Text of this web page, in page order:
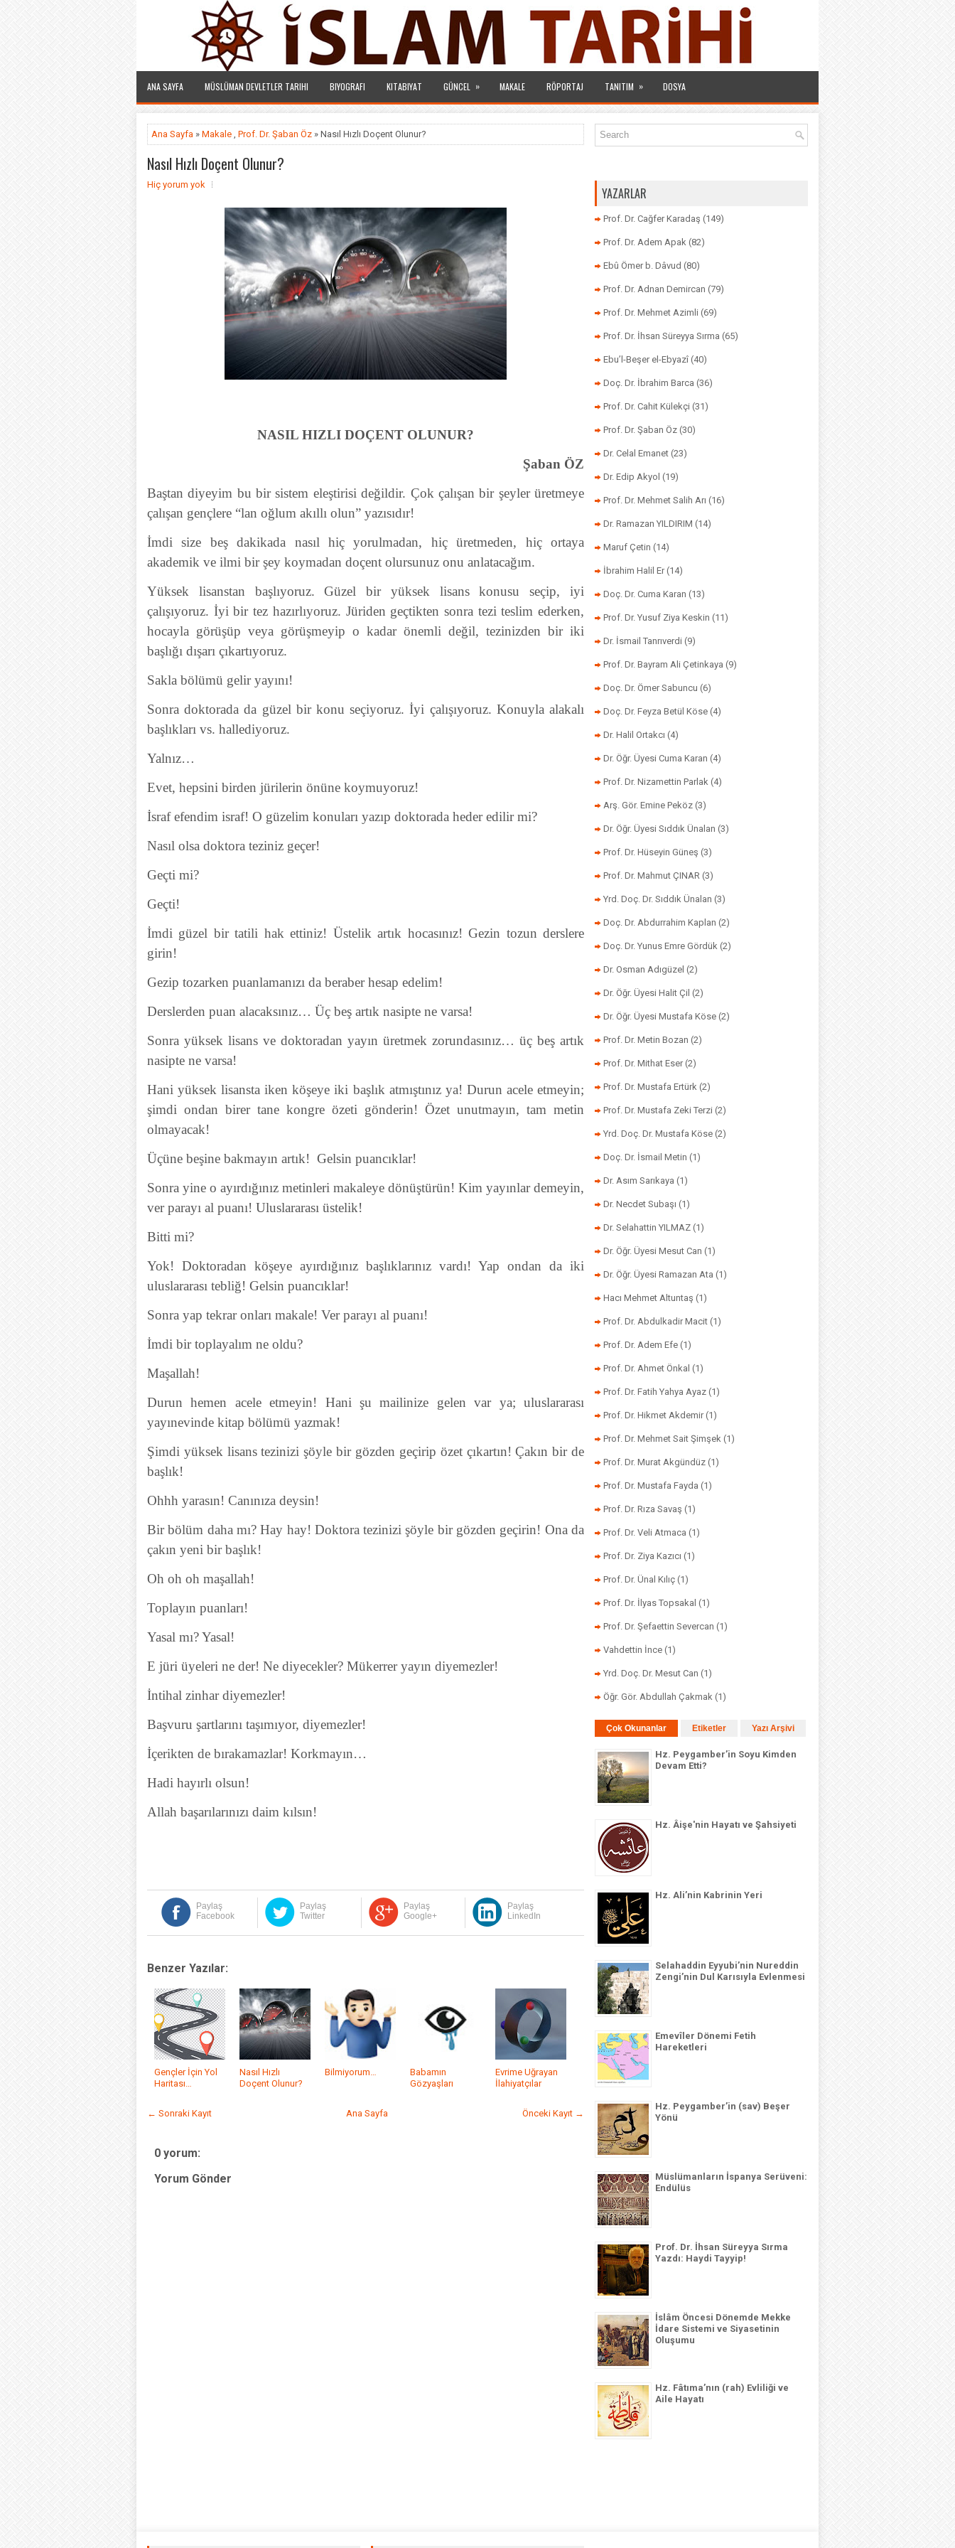
ANA SAYFA MÜSLÜMAN DEVLETLER TARIHI BIYOGRAFI KITABIYAT GÜNCEL » MAKALE RÖPORTAJ TANITIM » DOSYA
Ana Sayfa » Makale , Prof. Dr. Şaban Öz » Nasıl Hızlı Doçent Olunur?
Nasıl Hızlı Doçent Olunur?
Hiç yorum yok
NASIL HIZLI DOÇENT OLUNUR?
Şaban ÖZ
Baştan diyeyim bu bir sistem eleştirisi değildir. Çok çalışan bir şeyler üretmeye
çalışan gençlere “lan oğlum akıllı olun” yazısıdır!
İmdi size beş dakikada nasıl hiç yorulmadan, hiç üretmeden, hiç ortaya
akademik ve ilmi bir şey koymadan doçent olursunuz onu anlatacağım.
Yüksek lisanstan başlıyoruz. Güzel bir yüksek lisans konusu seçip, iyi
çalışıyoruz. İyi bir tez hazırlıyoruz. Jüriden geçtikten sonra tezi teslim ederken,
hocayla görüşüp veya görüşmeyip o kadar önemli değil, tezinizden bir iki
başlığı dışarı çıkartıyoruz.
Sakla bölümü gelir yayını!
Sonra doktorada da güzel bir konu seçiyoruz. İyi çalışıyoruz. Konuyla alakalı
başlıkları vs. hallediyoruz.
Yalnız…
Evet, hepsini birden jürilerin önüne koymuyoruz!
İsraf efendim israf! O güzelim konuları yazıp doktorada heder edilir mi?
Nasıl olsa doktora teziniz geçer!
Geçti mi?
Geçti!
İmdi güzel bir tatili hak ettiniz! Üstelik artık hocasınız! Gezin tozun derslere
girin!
Gezip tozarken puanlamanızı da beraber hesap edelim!
Derslerden puan alacaksınız… Üç beş artık nasipte ne varsa!
Sonra yüksek lisans ve doktoradan yayın üretmek zorundasınız… üç beş artık
nasipte ne varsa!
Hani yüksek lisansta iken köşeye iki başlık atmıştınız ya! Durun acele etmeyin;
şimdi ondan birer tane kongre özeti gönderin! Özet unutmayın, tam metin
olmayacak!
Üçüne beşine bakmayın artık! Gelsin puancıklar!
Sonra yine o ayırdığınız metinleri makaleye dönüştürün! Kim yayınlar demeyin,
ver parayı al puanı! Uluslararası üstelik!
Bitti mi?
Yok! Doktoradan köşeye ayırdığınız başlıklarınız vardı! Yap ondan da iki
uluslararası tebliğ! Gelsin puancıklar!
Sonra yap tekrar onları makale! Ver parayı al puanı!
İmdi bir toplayalım ne oldu?
Maşallah!
Durun hemen acele etmeyin! Hani şu mailinize gelen var ya; uluslararası
yayınevinde kitap bölümü yazmak!
Şimdi yüksek lisans tezinizi şöyle bir gözden geçirip özet çıkartın! Çakın bir de
başlık!
Ohhh yarasın! Canınıza deysin!
Bir bölüm daha mı? Hay hay! Doktora tezinizi şöyle bir gözden geçirin! Ona da
çakın yeni bir başlık!
Oh oh oh maşallah!
Toplayın puanları!
Yasal mı? Yasal!
E jüri üyeleri ne der! Ne diyecekler? Mükerrer yayın diyemezler!
İntihal zinhar diyemezler!
Başvuru şartlarını taşımıyor, diyemezler!
İçerikten de bırakamazlar! Korkmayın…
Hadi hayırlı olsun!
Allah başarılarınızı daim kılsın!
Paylaş
Facebook
Paylaş
Twitter
Paylaş
Google+
Paylaş
LinkedIn
Benzer Yazılar:
Gençler İçin Yol
Haritası…
Nasıl Hızlı
Doçent Olunur?
Bilmiyorum…
Babamın
Gözyaşları
Evrime Uğrayan
İlahiyatçılar
← Sonraki Kayıt Önceki Kayıt →
Ana Sayfa
0 yorum:
Yorum Gönder
YAZARLAR
Prof. Dr. Cağfer Karadaş (149)
Prof. Dr. Adem Apak (82)
Ebû Ömer b. Dâvud (80)
Prof. Dr. Adnan Demircan (79)
Prof. Dr. Mehmet Azimli (69)
Prof. Dr. İhsan Süreyya Sırma (65)
Ebu’l-Beşer el-Ebyazî (40)
Doç. Dr. İbrahim Barca (36)
Prof. Dr. Cahit Külekçi (31)
Prof. Dr. Şaban Öz (30)
Dr. Celal Emanet (23)
Dr. Edip Akyol (19)
Prof. Dr. Mehmet Salih Arı (16)
Dr. Ramazan YILDIRIM (14)
Maruf Çetin (14)
İbrahim Halil Er (14)
Doç. Dr. Cuma Karan (13)
Prof. Dr. Yusuf Ziya Keskin (11)
Dr. İsmail Tanrıverdi (9)
Prof. Dr. Bayram Ali Çetinkaya (9)
Doç. Dr. Ömer Sabuncu (6)
Doç. Dr. Feyza Betül Köse (4)
Dr. Halil Ortakcı (4)
Dr. Öğr. Üyesi Cuma Karan (4)
Prof. Dr. Nizamettin Parlak (4)
Arş. Gör. Emine Peköz (3)
Dr. Öğr. Üyesi Sıddık Ünalan (3)
Prof. Dr. Hüseyin Güneş (3)
Prof. Dr. Mahmut ÇINAR (3)
Yrd. Doç. Dr. Sıddık Ünalan (3)
Doç. Dr. Abdurrahim Kaplan (2)
Doç. Dr. Yunus Emre Gördük (2)
Dr. Osman Adıgüzel (2)
Dr. Öğr. Üyesi Halit Çil (2)
Dr. Öğr. Üyesi Mustafa Köse (2)
Prof. Dr. Metin Bozan (2)
Prof. Dr. Mithat Eser (2)
Prof. Dr. Mustafa Ertürk (2)
Prof. Dr. Mustafa Zeki Terzi (2)
Yrd. Doç. Dr. Mustafa Köse (2)
Doç. Dr. İsmail Metin (1)
Dr. Asım Sarıkaya (1)
Dr. Necdet Subaşı (1)
Dr. Selahattin YILMAZ (1)
Dr. Öğr. Üyesi Mesut Can (1)
Dr. Öğr. Üyesi Ramazan Ata (1)
Hacı Mehmet Altuntaş (1)
Prof. Dr. Abdulkadir Macit (1)
Prof. Dr. Adem Efe (1)
Prof. Dr. Ahmet Önkal (1)
Prof. Dr. Fatih Yahya Ayaz (1)
Prof. Dr. Hikmet Akdemir (1)
Prof. Dr. Mehmet Sait Şimşek (1)
Prof. Dr. Murat Akgündüz (1)
Prof. Dr. Mustafa Fayda (1)
Prof. Dr. Rıza Savaş (1)
Prof. Dr. Veli Atmaca (1)
Prof. Dr. Ziya Kazıcı (1)
Prof. Dr. Ünal Kılıç (1)
Prof. Dr. İlyas Topsakal (1)
Prof. Dr. Şefaettin Severcan (1)
Vahdettin İnce (1)
Yrd. Doç. Dr. Mesut Can (1)
Öğr. Gör. Abdullah Çakmak (1)
Çok Okunanlar Etiketler Yazı Arşivi
Hz. Peygamber’in Soyu Kimden
Devam Etti?
Hz. Âişe'nin Hayatı ve Şahsiyeti
Hz. Ali’nin Kabrinin Yeri
Selahaddin Eyyubi’nin Nureddin
Zengi’nin Dul Karısıyla Evlenmesi
Emevîler Dönemi Fetih
Hareketleri
Hz. Peygamber’in (sav) Beşer
Yönü
Müslümanların İspanya Serüveni:
Endülüs
Prof. Dr. İhsan Süreyya Sırma
Yazdı: Haydi Tayyip!
İslâm Öncesi Dönemde Mekke
İdare Sistemi ve Siyasetinin
Oluşumu
Hz. Fâtıma’nın (rah) Evliliği ve
Aile Hayatı